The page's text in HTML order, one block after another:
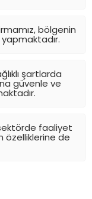
bölgenin
şartlarda
güvenle ve
faaliyet
özelliklerine de